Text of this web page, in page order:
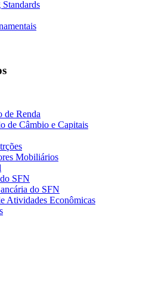
de Renda
de Câmbio e Capitais
Mobiliários
SFN
do SFN
Atividades Econômicas